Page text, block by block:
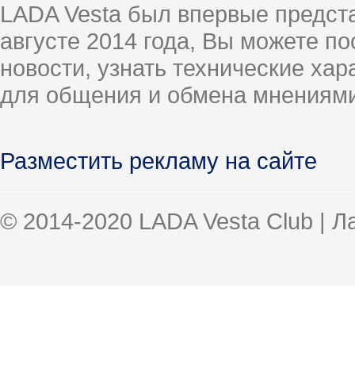
LADA Vesta был впервые
августе 2014 года, Вы можете
новости, узнать технические
для общения и обмена
Разместить рекламу на сайте
© 2014-2020 LADA Vesta Club |